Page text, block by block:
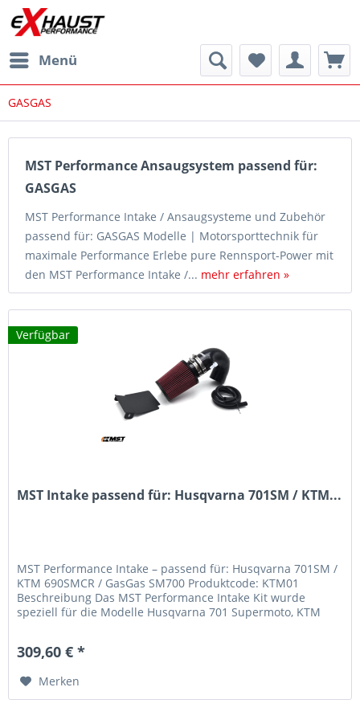
Menü
GASGAS
MST Performance Ansaugsystem passend für:
GASGAS
MST Performance Intake / Ansaugsysteme und Zubehör
passend für: GASGAS Modelle | Motorsporttechnik für
maximale Performance Erlebe pure Rennsport-Power mit
den MST Performance Intake /... mehr erfahren »
Verfügbar
MST Intake passend für: Husqvarna 701SM / KTM...
MST Performance Intake – passend für: Husqvarna 701SM /
KTM 690SMCR / GasGas SM700 Produktcode: KTM01
Beschreibung Das MST Performance Intake Kit wurde
speziell für die Modelle Husqvarna 701 Supermoto, KTM
309,60 € *
Merken